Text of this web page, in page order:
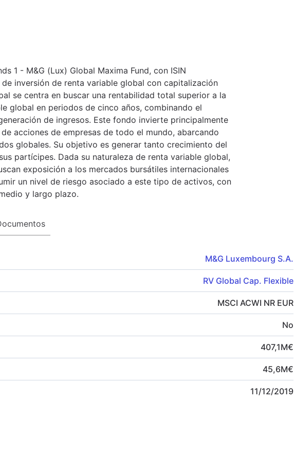
1 - M&G (Lux) Global Maxima Fund, con ISIN
inversión de renta variable global con capitalización
se centra en buscar una rentabilidad total superior a la
global en periodos de cinco años, combinando el
de ingresos. Este fondo invierte principalmente
acciones de empresas de todo el mundo, abarcando
globales. Su objetivo es generar tanto crecimiento del
partícipes. Dada su naturaleza de renta variable global,
exposición a los mercados bursátiles internacionales
un nivel de riesgo asociado a este tipo de activos, con
y largo plazo.
M&G Luxembourg S.A.
RV Global Cap. Flexible
MSCI ACWI NR EUR
No
407,1M€
45,6M€
11/12/2019